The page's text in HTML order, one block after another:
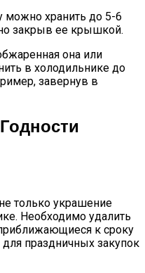
можно хранить до 5-6
закрыв ее крышкой.
она или
в холодильнике до
завернув в
только украшение
Необходимо удалить
к сроку
праздничных закупок